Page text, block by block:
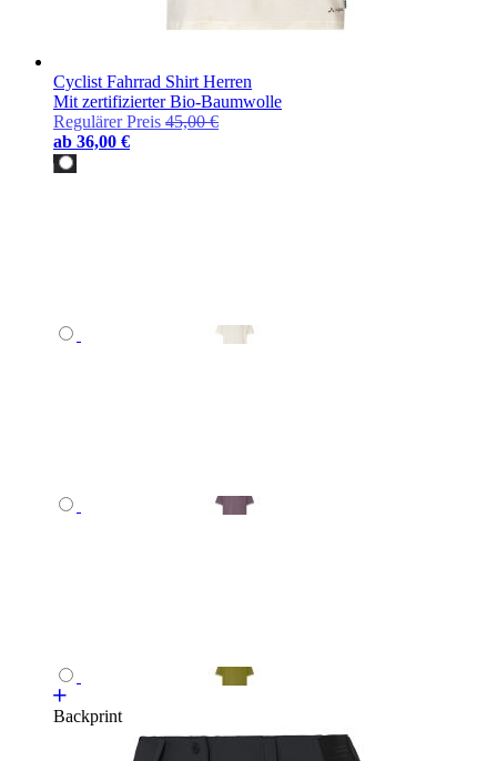
Cyclist Fahrrad Shirt Herren
Mit zertifizierter Bio-Baumwolle
Regulärer Preis 45,00 €
ab 36,00 €
Backprint